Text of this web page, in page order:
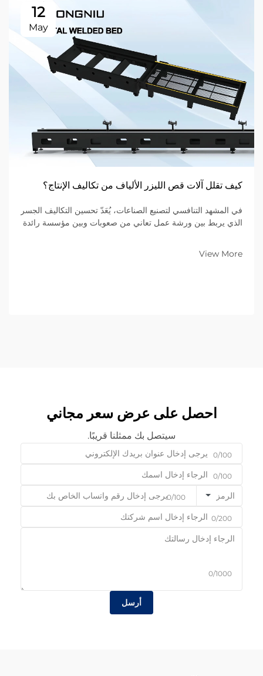
12
May
كيف تقلل آلات قص الليزر الألياف من تكاليف الإنتاج؟
في المشهد التنافسي لتصنيع الصناعات، يُعَدّ تحسين التكاليف الجسر
الذي يربط بين ورشة عمل تعاني من صعوبات وبين مؤسسة رائدة
أرضية المصنع تُحدِّد...
View More
احصل على عرض سعر مجاني
سيتصل بك ممثلنا قريبًا.
0/100
0/100
الرمز 0/100
0/200
0/1000
أرسل